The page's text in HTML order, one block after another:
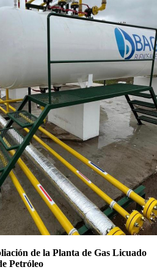
de la Planta de Gas Licuado
Petróleo